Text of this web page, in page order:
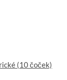
(10 čoček)